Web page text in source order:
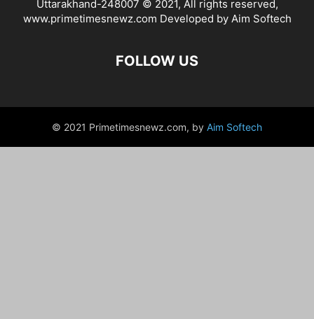
Uttarakhand-248007 © 2021, All rights reserved,
www.primetimesnewz.com Developed by Aim Softech
FOLLOW US
© 2021 Primetimesnewz.com, by Aim Softech